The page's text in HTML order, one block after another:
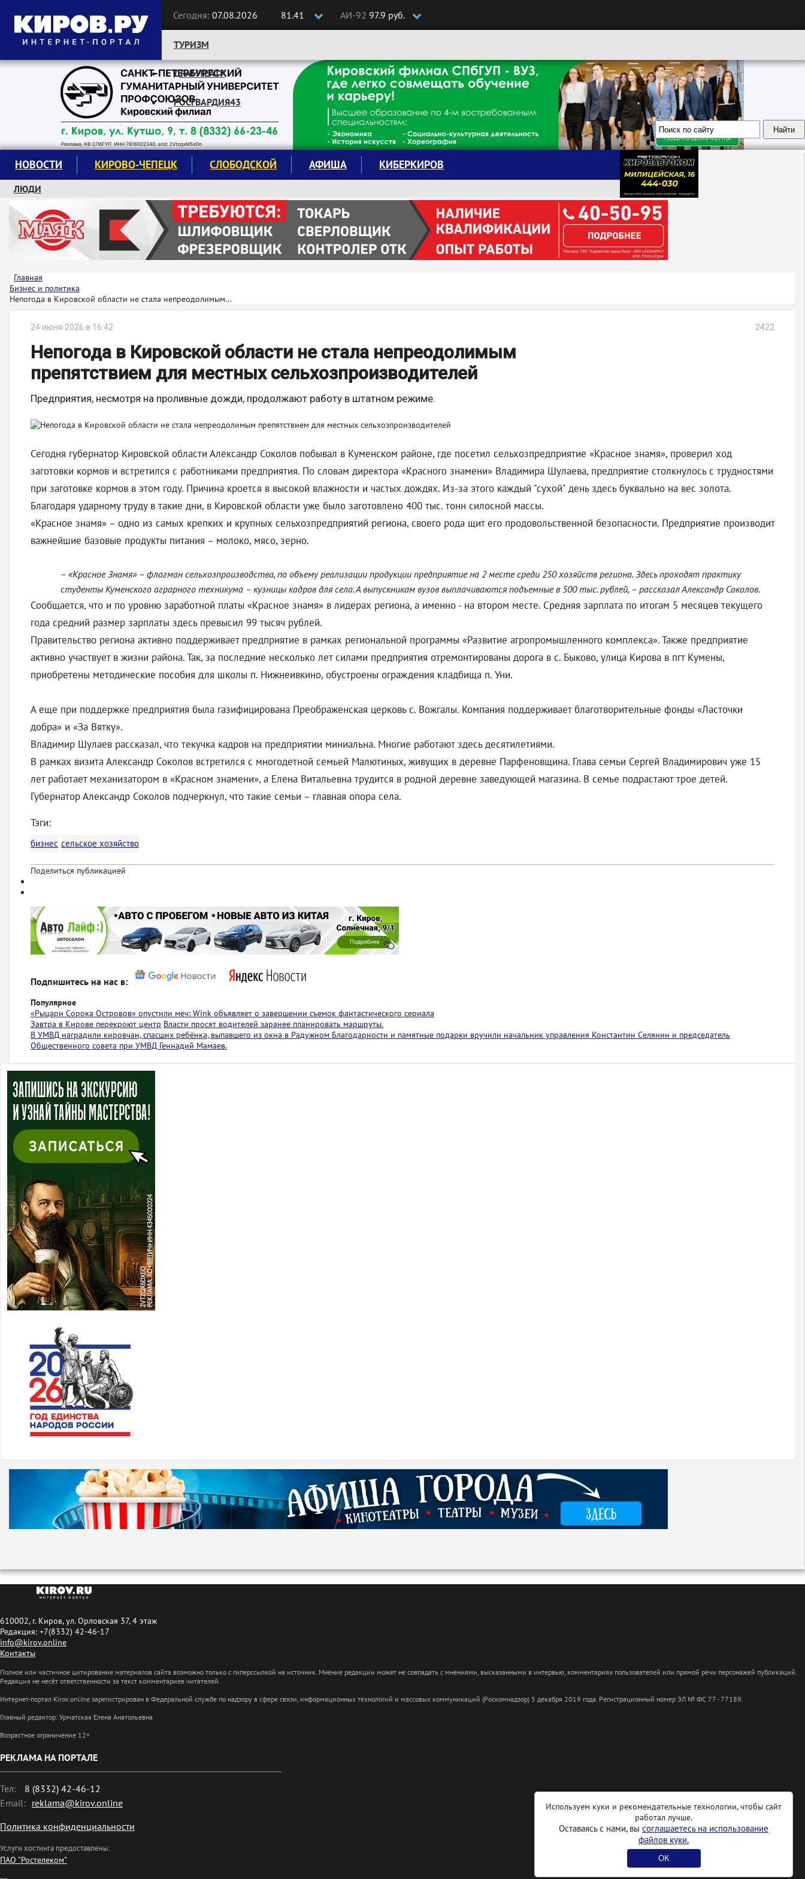
Сегодня: 07.08.2026 81.41 АИ-92 97.9 руб.
Следите за новостями:
ТУРИЗМ
ДРАМТЕАТР
РОСГВАРДИЯ43
НОВОСТИ КИРОВО-ЧЕПЕЦК СЛОБОДСКОЙ АФИША КИБЕРКИРОВ
ЛЮДИ
КРУЖКИ И СЕКЦИИ
ЗАВОДУ "МАЯК" 85 ЛЕТ
ЭКОЛОГИЯ
Главная
Бизнес и политика
Непогода в Кировской области не стала непреодолимым...
24 июня 2026 в 16:42 2422
Непогода в Кировской области не стала непреодолимым
препятствием для местных сельхозпроизводителей
Предприятия, несмотря на проливные дожди, продолжают работу в штатном режиме.
Сегодня губернатор Кировской области Александр Соколов побывал в Куменском районе, где посетил сельхозпредприятие «Красное знамя», проверил ход
заготовки кормов и встретился с работниками предприятия. По словам директора «Красного знамени» Владимира Шулаева, предприятие столкнулось с трудностями
при заготовке кормов в этом году. Причина кроется в высокой влажности и частых дождях. Из-за этого каждый "сухой" день здесь буквально на вес золота.
Благодаря ударному труду в такие дни, в Кировской области уже было заготовлено 400 тыс. тонн силосной массы.
«Красное знамя» – одно из самых крепких и крупных сельхозпредприятий региона, своего рода щит его продовольственной безопасности. Предприятие производит
важнейшие базовые продукты питания – молоко, мясо, зерно.
– «Красное Знамя» – флагман сельхозпроизводства, по объему реализации продукции предприятие на 2 месте среди 250 хозяйств региона. Здесь проходят практику
студенты Куменского аграрного техникума – кузницы кадров для села. А выпускникам вузов выплачиваются подъемные в 500 тыс. рублей, – рассказал Александр Соколов.
Сообщается, что и по уровню заработной платы «Красное знамя» в лидерах региона, а именно - на втором месте. Средняя зарплата по итогам 5 месяцев текущего
года средний размер зарплаты здесь превысил 99 тысяч рублей.
Правительство региона активно поддерживает предприятие в рамках региональной программы «Развитие агропромышленного комплекса». Также предприятие
активно участвует в жизни района. Так, за последние несколько лет силами предприятия отремонтированы дорога в с. Быково, улица Кирова в пгт Кумены,
приобретены методические пособия для школы п. Нижнеивкино, обустроены ограждения кладбища п. Уни.
А еще при поддержке предприятия была газифицирована Преображенская церковь с. Вожгалы. Компания поддерживает благотворительные фонды «Ласточки
добра» и «За Вятку».
Владимир Шулаев рассказал, что текучка кадров на предприятии миниальна. Многие работают здесь десятилетиями.
В рамках визита Александр Соколов встретился с многодетной семьей Малютиных, живущих в деревне Парфеновщина. Глава семьи Сергей Владимирович уже 15
лет работает механизатором в «Красном знамени», а Елена Витальевна трудится в родной деревне заведующей магазина. В семье подрастают трое детей.
Губернатор Александр Соколов подчеркнул, что такие семьи – главная опора села.
Тэги:
бизнес сельское хозяйство
Поделиться публикацией
Подпишитесь на нас в:
Популярное
«Рыцари Сорока Островов» опустили меч: Wink объявляет о завершении съемок фантастического сериала
Завтра в Кирове перекроют центр Власти просят водителей заранее планировать маршруты.
В УМВД наградили кировчан, спасших ребёнка, выпавшего из окна в Радужном Благодарности и памятные подарки вручили начальник управления Константин Селянин и председатель
Общественного совета при УМВД Геннадий Мамаев.
610002, г. Киров, ул. Орловская 37, 4 этаж
Редакция: +7(8332) 42-46-17
info@kirov.online
Контакты
Полное или частичное цитирование материалов сайта возможно только с гиперссылкой на источник. Мнение редакции может не совпадать с мнениями, высказанными в интервью, комментариях пользователей или прямой речи персонажей публикаций.
Редакция не несёт ответственности за текст комментариев читателей.
Интернет-портал Kirov.online зарегистрирован в Федеральной службе по надзору в сфере связи, информационных технологий и массовых коммуникаций (Роскомнадзор) 5 декабря 2019 года. Регистрационный номер ЭЛ № ФС 77 - 77189.
Главный редактор: Урматская Елена Анатольевна
Возрастное ограничение 12+
РЕКЛАМА НА ПОРТАЛЕ
Тел:
8 (8332) 42-46-12
Email: reklama@kirov.online
Политика конфиденциальности
Услуги хостинга предоставлены:
ПАО "Ростелеком"
Используем куки и рекомендательные технологии, чтобы сайт
работал лучше.
Оставаясь с нами, вы соглашаетесь на использование
файлов куки.
OK